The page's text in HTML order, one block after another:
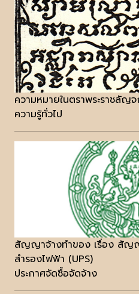
ความหมายในตราพระราชลัญ
ความรู้ทั่วไป
สัญญาจ้างทำของ เรื่อง สัญ
สำรองไฟฟ้า (UPS)
ประกาศจัดซื้อจัดจ้าง